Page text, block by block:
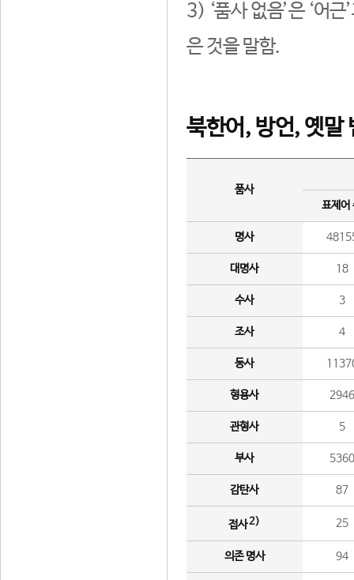
3) ‘품사 없음’은 ‘어
은 것을 말함.
북한어, 방언, 옛말
품사
표제어
명사
대명사 18
수사 3
조사 4
동사
형용사 2946
관형사 5
부사 5360
감탄사 87
접사2) 25
의존 명사 94